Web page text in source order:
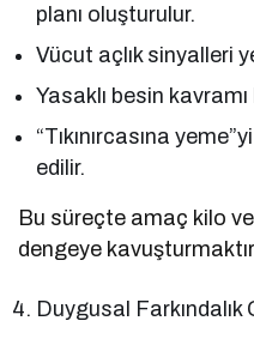
planı oluşturulur.
Vücut açlık sinyalleri
Yasaklı besin kavramı
“Tıkınırcasına
edilir.
Bu süreçte amaç kilo
dengeye
Duygusal Farkındalık